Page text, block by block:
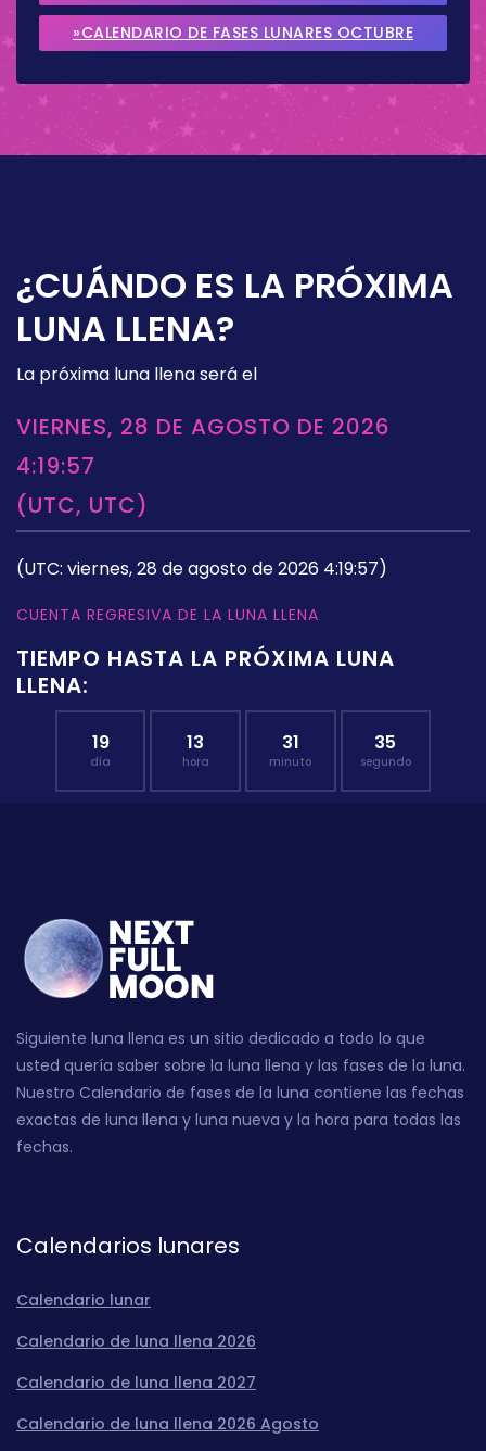
SEPTIEMBRE 2026
»CALENDARIO DE FASES LUNARES OCTUBRE
¿CUÁNDO ES LA PRÓXIMA
LUNA LLENA?
La próxima luna llena será el
VIERNES, 28 DE AGOSTO DE 2026
4:19:57
(UTC, UTC)
(UTC: viernes, 28 de agosto de 2026 4:19:57)
CUENTA REGRESIVA DE LA LUNA LLENA
TIEMPO HASTA LA PRÓXIMA LUNA
LLENA:
19
día
13
hora
31
minuto
34
segundo
Siguiente luna llena es un sitio dedicado a todo lo que
usted quería saber sobre la luna llena y las fases de la luna.
Nuestro Calendario de fases de la luna contiene las fechas
exactas de luna llena y luna nueva y la hora para todas las
fechas.
Calendarios lunares
Calendario lunar
Calendario de luna llena 2026
Calendario de luna llena 2027
Calendario de luna llena 2026 Agosto